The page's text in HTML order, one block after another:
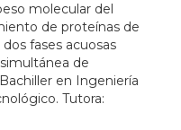
molecular del
de proteínas de
fases acuosas
de
en Ingeniería
Tutora: